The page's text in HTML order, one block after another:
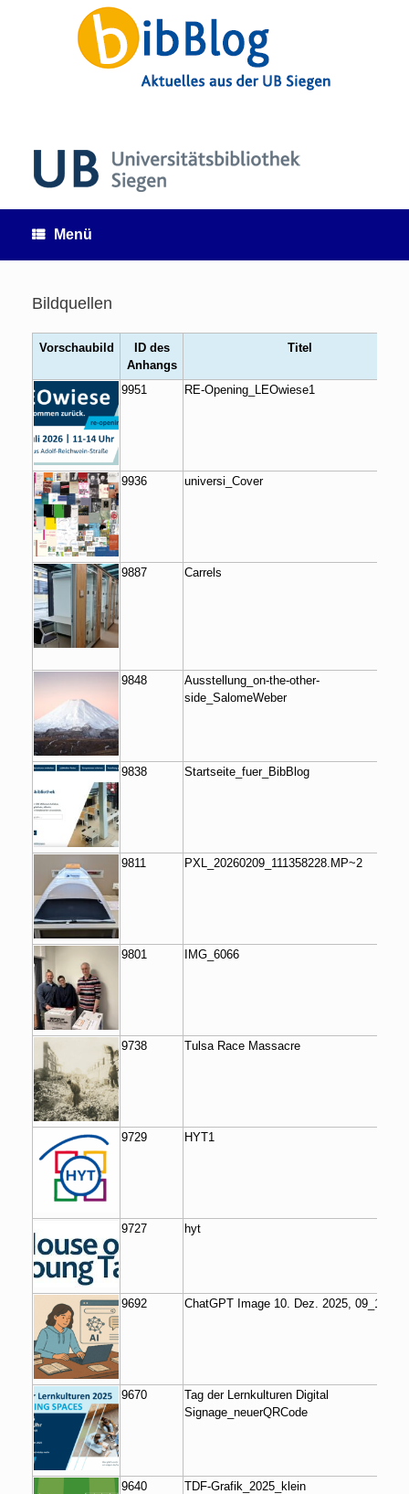
Menü
Bildquellen
Vorschaubild
ID des
Anhangs
Titel
9951 RE-Opening_LEOwiese1
9936 universi_Cover
9887 Carrels
9848
Ausstellung_on-the-other-
side_SalomeWeber
9838 Startseite_fuer_BibBlog
9811 PXL_20260209_111358228.MP~2
9801 IMG_6066
9738 Tulsa Race Massacre
9729 HYT1
9727 hyt
9692 ChatGPT Image 10. Dez. 2025, 09_16_03
9670
Tag der Lernkulturen Digital
Signage_neuerQRCode
9640 TDF-Grafik_2025_klein